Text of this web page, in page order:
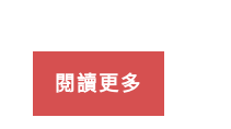
閱讀更多